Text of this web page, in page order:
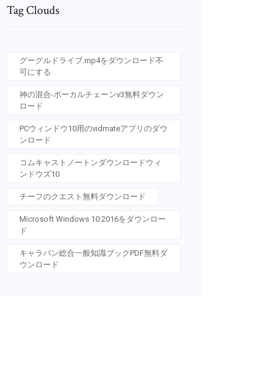
Tag Clouds
グーグルドライブ.mp4をダウンロード不
可にする
神の混合-ボーカルチェーンv3無料ダウン
ロード
PCウィンドウ10用のvidmateアプリのダウ
ンロード
コムキャストノートンダウンロードウィ
ンドウズ10
チーフのクエスト無料ダウンロード
Microsoft Windows 10 2016をダウンロー
ド
キャラバン総合一般知識ブックPDF無料ダ
ウンロード